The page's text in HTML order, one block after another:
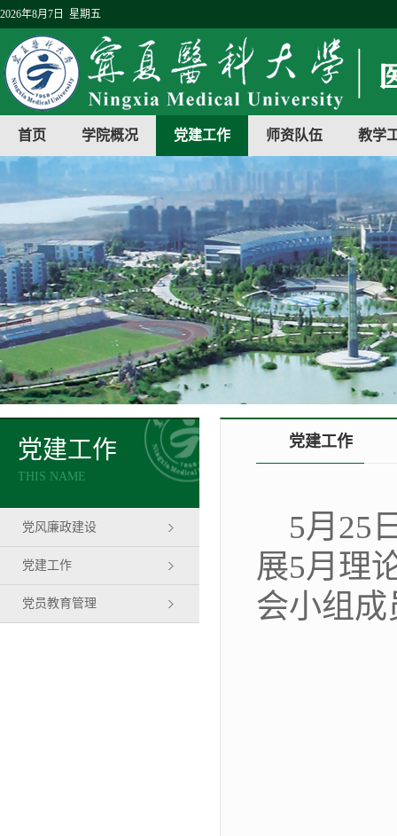
2026年8月7日 星期五
首页 学院概况 党建工作 师资队伍 教学
党建工作
THIS NAME
党风廉政建设
党建工作
党员教育管理
党建工作
5月25
展5月理
会小组